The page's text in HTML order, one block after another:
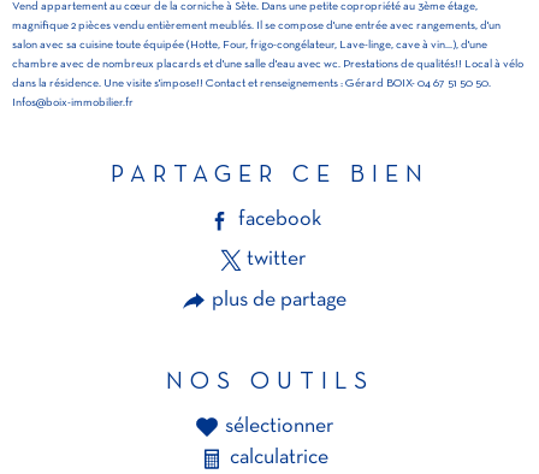
Vend appartement au cœur de la corniche à Sète. Dans une petite copropriété au 3ème étage,
magnifique 2 pièces vendu entièrement meublés. Il se compose d'une entrée avec rangements, d'un
salon avec sa cuisine toute équipée (Hotte, Four, frigo-congélateur, Lave-linge, cave à vin...), d'une
chambre avec de nombreux placards et d'une salle d'eau avec wc. Prestations de qualités!! Local à vélo
dans la résidence. Une visite s'impose!! Contact et renseignements : Gérard BOIX- 04 67 51 50 50.
Infos@boix-immobilier.fr
PARTAGER CE BIEN
facebook
twitter
plus de partage
NOS OUTILS
sélectionner
calculatrice